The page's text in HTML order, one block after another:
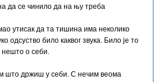
да се чинило да на њу треба
утисак да та тишина има неколико
одсуство било каквог звука. Било је то
нешто о себи.
што држиш у себи. С нечим веома